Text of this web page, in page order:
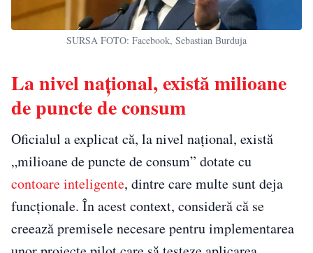
SURSA FOTO: Facebook, Sebastian Burduja
La nivel național, există milioane
de puncte de consum
Oficialul a explicat că, la nivel național, există
„milioane de puncte de consum” dotate cu
contoare inteligente, dintre care multe sunt deja
funcționale. În acest context, consideră că se
creează premisele necesare pentru implementarea